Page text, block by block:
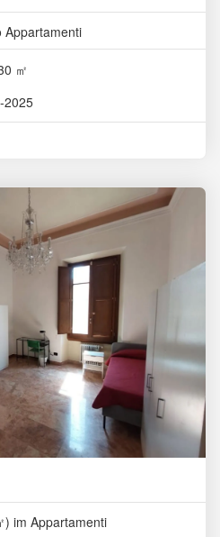
Appartamenti
㎡
2025
) im Appartamenti